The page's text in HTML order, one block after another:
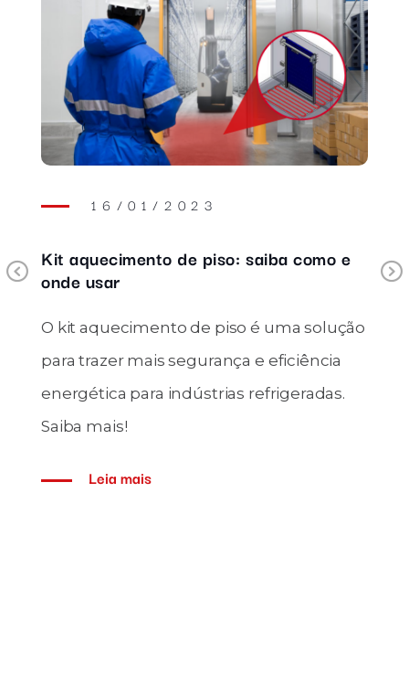
Previous
16/01/2023
Kit aquecimento de piso: saiba como e
onde usar
O kit aquecimento de piso é uma solução
para trazer mais segurança e eficiência
energética para indústrias refrigeradas.
Saiba mais!
Leia mais